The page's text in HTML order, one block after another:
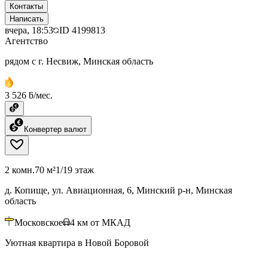
Контакты
Написать
вчера, 18:53 ID 4199813
Агентство
рядом с г. Несвиж, Минская область
3 526 ƃ/мес.
Конвертер валют
2 комн.70 м²1/19 этаж
д. Копище, ул. Авиационная, 6, Минский р-н, Минская
область
Московское 4 км от МКАД
Уютная квартира в Новой Боровой